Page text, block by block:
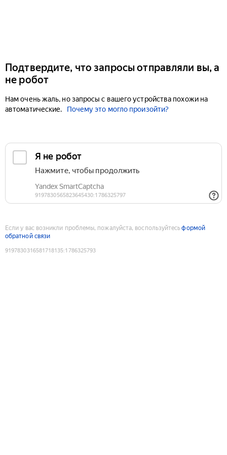
Подтвердите, что запросы отправляли вы, а
не робот
Нам очень жаль, но запросы с вашего устройства похожи на
автоматические.
Почему это могло произойти?
Если у вас возникли проблемы, пожалуйста, воспользуйтесьформой
обратной связи
9197830316581718135:1786325793